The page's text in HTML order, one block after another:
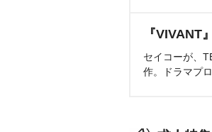
『
セイコーが、
作。ドラマプ